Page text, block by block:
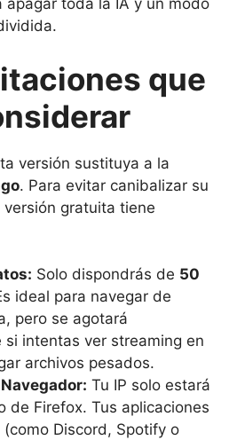
apagar toda la IA y un modo
que
versión sustituya a la
. Para evitar canibalizar su
gratuita tiene
Solo dispondrás de 50
ideal para navegar de
pero se agotará
si intentas ver streaming en
archivos pesados.
Tu IP solo estará
de Firefox. Tus aplicaciones
Discord, Spotify o